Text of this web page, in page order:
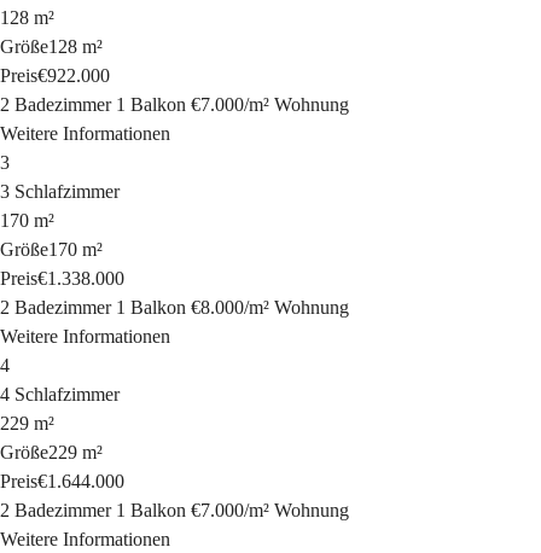
128 m²
Größe128 m²
Preis€922.000
2 Badezimmer 1 Balkon €7.000/m² Wohnung
Weitere Informationen
3
3 Schlafzimmer
170 m²
Größe170 m²
Preis€1.338.000
2 Badezimmer 1 Balkon €8.000/m² Wohnung
Weitere Informationen
4
4 Schlafzimmer
229 m²
Größe229 m²
Preis€1.644.000
2 Badezimmer 1 Balkon €7.000/m² Wohnung
Weitere Informationen